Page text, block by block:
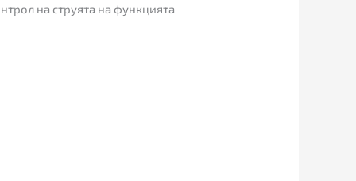
на струята на функцията